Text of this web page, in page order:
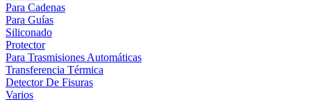
Para Cadenas
Para Guías
Siliconado
Protector
Para Trasmisiones Automáticas
Transferencia Térmica
Detector De Fisuras
Varios